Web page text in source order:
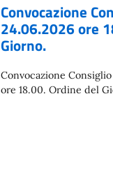
Convocazione
24.06.2026 ore
Giorno.
Convocazione
ore 18.00. Ordine del